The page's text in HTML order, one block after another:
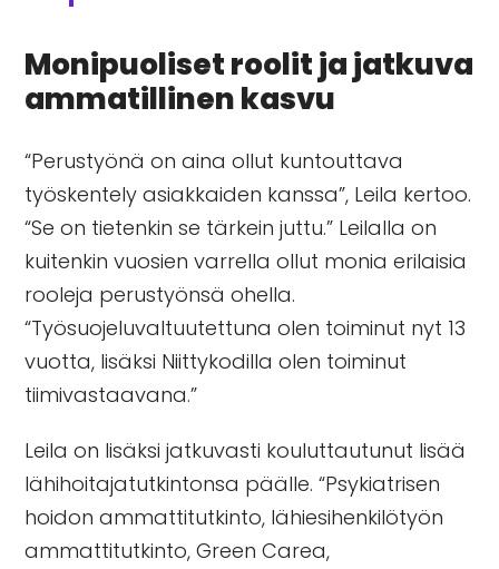
Monipuoliset roolit ja jatkuva
ammatillinen kasvu
“Perustyönä on aina ollut kuntouttava
työskentely asiakkaiden kanssa”, Leila kertoo.
“Se on tietenkin se tärkein juttu.” Leilalla on
kuitenkin vuosien varrella ollut monia erilaisia
rooleja perustyönsä ohella.
“Työsuojeluvaltuutettuna olen toiminut nyt 13
vuotta, lisäksi Niittykodilla olen toiminut
tiimivastaavana.”
Leila on lisäksi jatkuvasti kouluttautunut lisää
lähihoitajatutkintonsa päälle. “Psykiatrisen
hoidon ammattitutkinto, lähiesihenkilötyön
ammattitutkinto, Green Carea,